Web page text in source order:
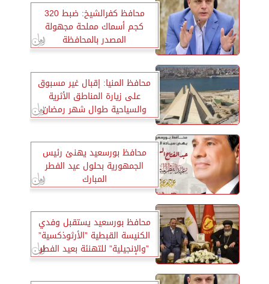
محافظ كفرالشيخ: ضبط 320
كجم أسماك مملحة مجهولة
المصدر بالمحافظة
محافظ المنيا: إقبال غير مسبوق
على زيارة المناطق الأثرية
والسياحية طوال شهر رمضان
المبارك
محافظ بورسعيد يهنئ رئيس
الجمهورية بحلول عيد الفطر
المبارك
محافظ بورسعيد يستقبل وفدي
الكنيسة القبطية ”الأرثوذكسية”
”والإنجيلية” للتهنئة بعيد الفطر
المبارك